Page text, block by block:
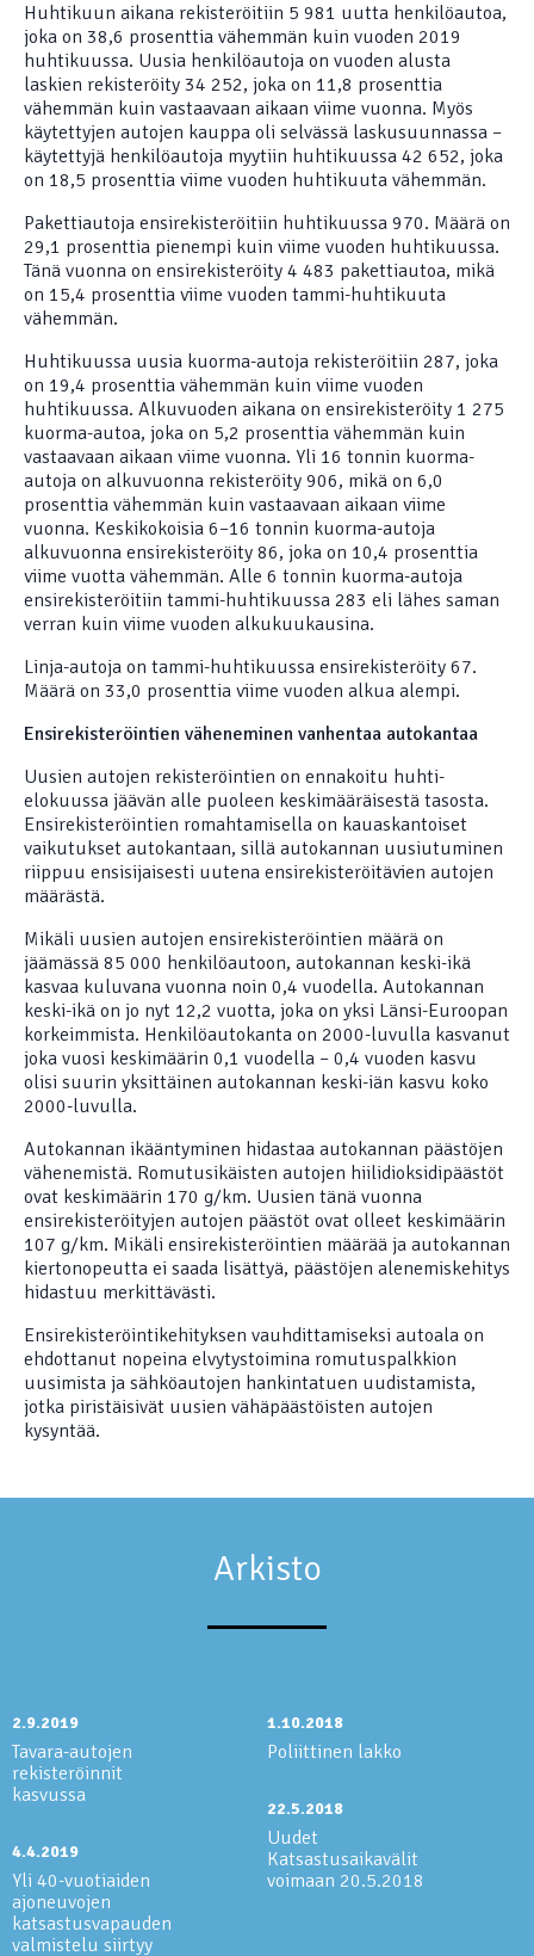
Huhtikuun aikana rekisteröitiin 5 981 uutta henkilöautoa,
joka on 38,6 prosenttia vähemmän kuin vuoden 2019
huhtikuussa. Uusia henkilöautoja on vuoden alusta
laskien rekisteröity 34 252, joka on 11,8 prosenttia
vähemmän kuin vastaavaan aikaan viime vuonna. Myös
käytettyjen autojen kauppa oli selvässä laskusuunnassa –
käytettyjä henkilöautoja myytiin huhtikuussa 42 652, joka
on 18,5 prosenttia viime vuoden huhtikuuta vähemmän.
Pakettiautoja ensirekisteröitiin huhtikuussa 970. Määrä on
29,1 prosenttia pienempi kuin viime vuoden huhtikuussa.
Tänä vuonna on ensirekisteröity 4 483 pakettiautoa, mikä
on 15,4 prosenttia viime vuoden tammi-huhtikuuta
vähemmän.
Huhtikuussa uusia kuorma-autoja rekisteröitiin 287, joka
on 19,4 prosenttia vähemmän kuin viime vuoden
huhtikuussa. Alkuvuoden aikana on ensirekisteröity 1 275
kuorma-autoa, joka on 5,2 prosenttia vähemmän kuin
vastaavaan aikaan viime vuonna. Yli 16 tonnin kuorma-
autoja on alkuvuonna rekisteröity 906, mikä on 6,0
prosenttia vähemmän kuin vastaavaan aikaan viime
vuonna. Keskikokoisia 6–16 tonnin kuorma-autoja
alkuvuonna ensirekisteröity 86, joka on 10,4 prosenttia
viime vuotta vähemmän. Alle 6 tonnin kuorma-autoja
ensirekisteröitiin tammi-huhtikuussa 283 eli lähes saman
verran kuin viime vuoden alkukuukausina.
Linja-autoja on tammi-huhtikuussa ensirekisteröity 67.
Määrä on 33,0 prosenttia viime vuoden alkua alempi.
Ensirekisteröintien väheneminen vanhentaa autokantaa
Uusien autojen rekisteröintien on ennakoitu huhti-
elokuussa jäävän alle puoleen keskimääräisestä tasosta.
Ensirekisteröintien romahtamisella on kauaskantoiset
vaikutukset autokantaan, sillä autokannan uusiutuminen
riippuu ensisijaisesti uutena ensirekisteröitävien autojen
määrästä.
Mikäli uusien autojen ensirekisteröintien määrä on
jäämässä 85 000 henkilöautoon, autokannan keski-ikä
kasvaa kuluvana vuonna noin 0,4 vuodella. Autokannan
keski-ikä on jo nyt 12,2 vuotta, joka on yksi Länsi-Euroopan
korkeimmista. Henkilöautokanta on 2000-luvulla kasvanut
joka vuosi keskimäärin 0,1 vuodella – 0,4 vuoden kasvu
olisi suurin yksittäinen autokannan keski-iän kasvu koko
2000-luvulla.
Autokannan ikääntyminen hidastaa autokannan päästöjen
vähenemistä. Romutusikäisten autojen hiilidioksidipäästöt
ovat keskimäärin 170 g/km. Uusien tänä vuonna
ensirekisteröityjen autojen päästöt ovat olleet keskimäärin
107 g/km. Mikäli ensirekisteröintien määrää ja autokannan
kiertonopeutta ei saada lisättyä, päästöjen alenemiskehitys
hidastuu merkittävästi.
Ensirekisteröintikehityksen vauhdittamiseksi autoala on
ehdottanut nopeina elvytystoimina romutuspalkkion
uusimista ja sähköautojen hankintatuen uudistamista,
jotka piristäisivät uusien vähäpäästöisten autojen
kysyntää.
Arkisto
2.9.2019
Tavara-autojen
rekisteröinnit
kasvussa
4.4.2019
Yli 40-vuotiaiden
ajoneuvojen
katsastusvapauden
valmistelu siirtyy
1.10.2018
Poliittinen lakko
22.5.2018
Uudet
Katsastusaikavälit
voimaan 20.5.2018